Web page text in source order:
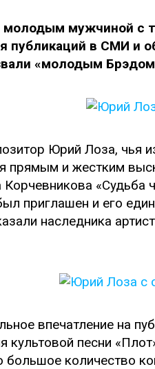
молодым мужчиной с
публикаций в СМИ и
«молодым
Юрий Лоза, чья
прямым и жестким
«Судьба
приглашен и его
наследника
впечатление на
культовой песни
большое количество